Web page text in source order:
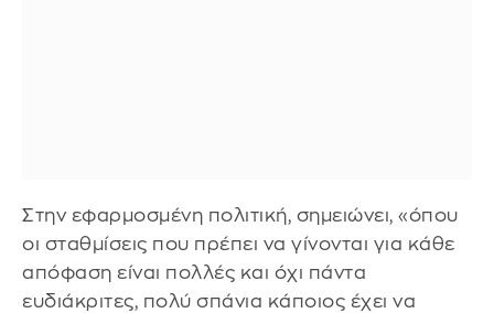
Στην εφαρμοσμένη πολιτική, σημειώνει, «όπου
οι σταθμίσεις που πρέπει να γίνονται για κάθε
απόφαση είναι πολλές και όχι πάντα
ευδιάκριτες, πολύ σπάνια κάποιος έχει να